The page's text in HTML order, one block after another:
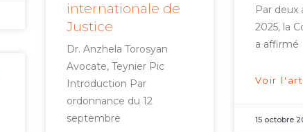
internationale de
Justice
Dr. Anzhela Torosyan
Avocate, Teynier Pic
Introduction Par
ordonnance du 12
septembre
Par deux
2025, la
a affirmé
Voir
15 octobre